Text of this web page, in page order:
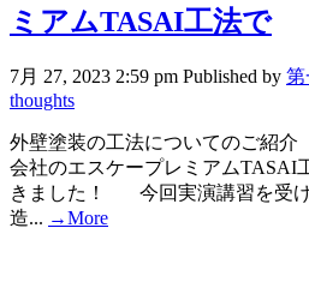
ミアムTASAI工法で
7月 27, 2023 2:59 pm Published by 第
thoughts
外壁塗装の工法についてのご紹
会社のエスケープレミアムTASAI
きました！ 今回実演講習を受
造... →More